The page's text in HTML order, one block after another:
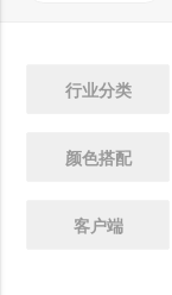
行业分类
颜色搭配
客户端